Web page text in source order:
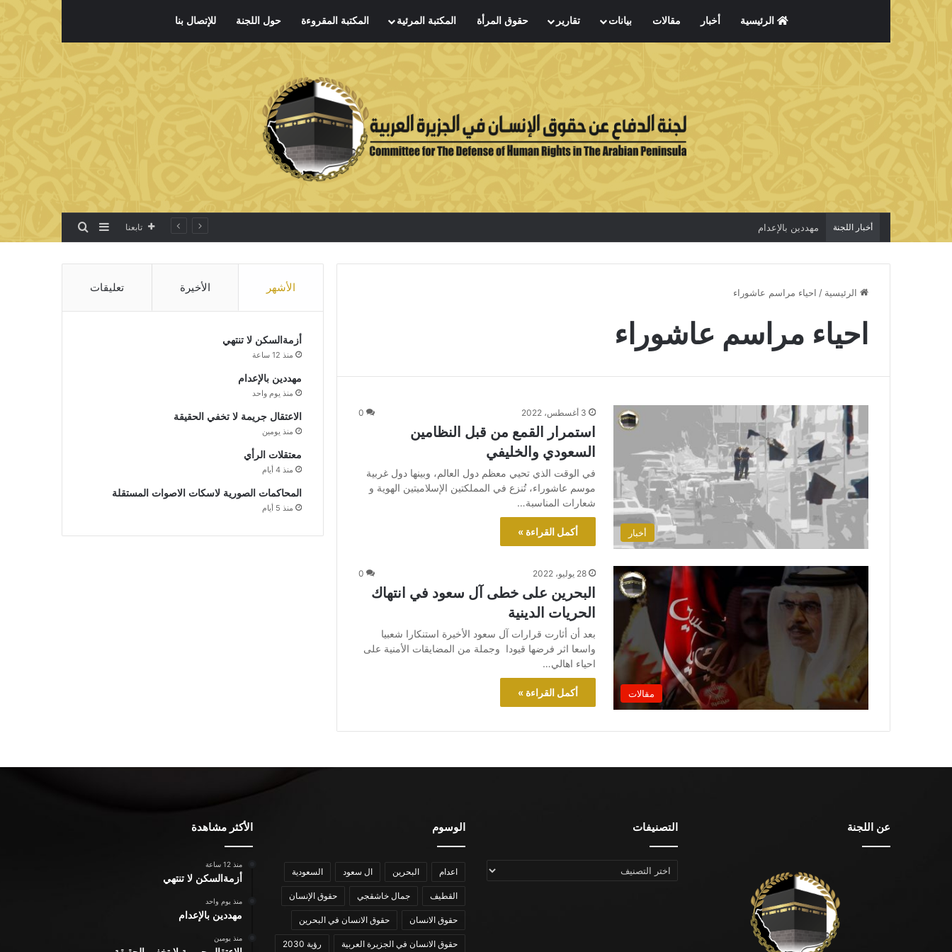
الرئيسية أخبار مقالات بيانات تقارير حقوق المرأة المكتبة المرئية المكتبة المقروءة حول اللجنة للإتصال بنا
أخبار اللجنة مهددين بالإعدام تابعنا إضافة عمود جانبي
بحث عن
الرئيسية / احياء مراسم عاشوراء
احياء مراسم عاشوراء
أخبار
3 أغسطس، 2022 0
استمرار القمع من قبل النظامين
السعودي والخليفي
في الوقت الذي تحيي معظم دول العالم، وبينها دول غربية
موسم عاشوراء، تُنزع في المملكتين الإسلاميتين الهوية و
شعارات المناسبة…
أكمل القراءة »
مقالات
28 يوليو، 2022 0
البحرين على خطى آل سعود في انتهاك
الحريات الدينية
بعد أن أثارت قرارات آل سعود الأخيرة استنكارا شعبيا
واسعا اثر فرضها قيودا وجملة من المضايقات الأمنية على
احياء اهالي…
أكمل القراءة »
الأشهر الأخيرة تعليقات
أزمةالسكن لا تنتهي
منذ 12 ساعة
مهددين بالإعدام
منذ يوم واحد
الاعتقال جريمة لا تخفي الحقيقة
منذ يومين
معتقلات الرأي
منذ 4 أيام
المحاكمات الصورية لاسكات الاصوات المستقلة
منذ 5 أيام
عن اللجنة التصنيفات
التصنيفات
الوسوم
اعدام البحرين ال سعود السعودية
القطيف جمال خاشقجي حقوق الإنسان
حقوق الانسان حقوق الانسان في البحرين
حقوق الانسان في الجزيرة العربية رؤية 2030
الأكثر مشاهدة
منذ 12 ساعة
أزمةالسكن لا تنتهي
منذ يوم واحد
مهددين بالإعدام
منذ يومين